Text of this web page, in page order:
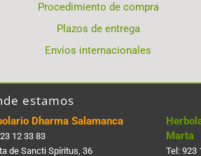
Procedimiento de compra
Plazos de entrega
Envíos internacionales
estamos
Dharma Salamanca
12 33 83
de Sancti Spí­ritus, 36
Marta
Tel: 923